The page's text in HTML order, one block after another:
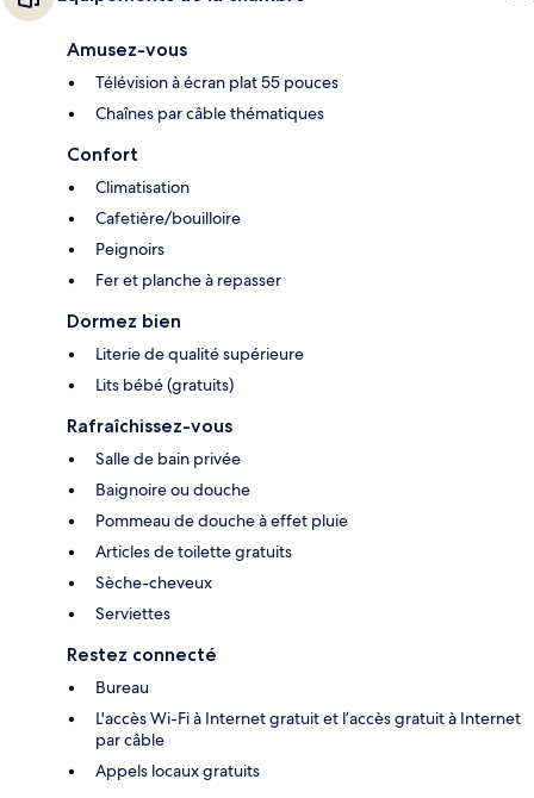
Amusez-vous
Télévision à écran plat 55 pouces
Chaînes par câble thématiques
Confort
Climatisation
Cafetière/bouilloire
Peignoirs
Fer et planche à repasser
Dormez bien
Literie de qualité supérieure
Lits bébé (gratuits)
Rafraîchissez-vous
Salle de bain privée
Baignoire ou douche
Pommeau de douche à effet pluie
Articles de toilette gratuits
Sèche-cheveux
Serviettes
Restez connecté
Bureau
L'accès Wi-Fi à Internet gratuit et l’accès gratuit à Internet
par câble
Appels locaux gratuits